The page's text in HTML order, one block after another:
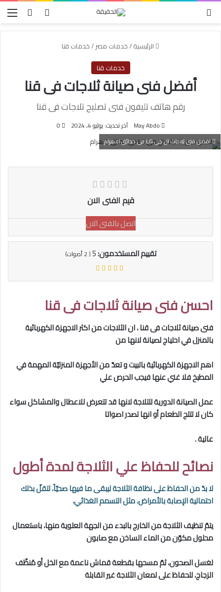
بحث عنتسجيل
الرئيسية/خدمات مصر/خدمات قنا
خدمات قنا
أفضل فنى صيانة ثلاجات فى قنا
رقم هاتف تليفون فنى تصليح تلاجات فى قنا
May Abdo آخر تحديث: يوليو 4, 2024 0
افضل فنى ثلاجات ال جى LG فى حدائق الاهرام
قيم الفنى الان
اتصل بالفنى الان
تقييم المستخدمون:5
(
2أصوات)
احسن فنى صيانة ثلاجات فى قنا
فنى صيانة ثلاجات فى قنا، ان الثلاجات من اكثر الاجهزة الكهربائية
بالمنزل في احتياج لصيانة لانها من
اهم الاجهزة الكهربائية بالبيت و تعدّ من الأجهزة المنزليّة المهمة في
المطبخ فلا غني عنها فيجب الحرص علي
عمل الصيانة الدورية للتلاجة لانها قد تتعرض للاعطال والمشاكل سواء
كان لا تتلج الطعام أو انها تصدر اصواتا
عالية .
نصائح للحفاظ علي الثلاجة لمدة أطول
لا بدّ من الحفاظ على نظافة الثلاجة ليبقى ما فيها صحيّاً، لتقلّ بذلك
احتمالية الإصابة بالأمراض، مثل التسمم الغذائي،
يتمّ تنظيف الثلاجة من الخارج بالبدء من الجهة العلوية منها، باستعمال
محلول مكوّن من الماء الساخن مع صابون
لغسل الصحون، ثمّ مسحها بقطعة قماش ناعمة مع الخل أو مُنظّف
الزجاج، للحفاظ على لمعان الثلاجة غير القابلة